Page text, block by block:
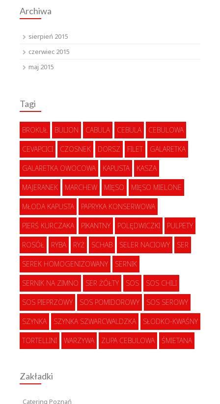
Archiwa
sierpień 2015
czerwiec 2015
maj 2015
Tagi
BROKUŁ BULION CABULA CEBULA CEBULOWA
CEVAPCICI CZOSNEK DORSZ FILET GALARETKA
GALARETKA OWOCOWA KAPUSTA KASZA
MAJERANEK MARCHEW MIĘSO MIĘSO MIELONE
MŁODA KAPUSTA PAPRYKA KONSERWOWA
PIERŚ KURCZAKA PIKANTNY POLĘDWICZKI PULPETY
ROSÓŁ RYBA RYŻ SCHAB SELER NACIOWY SER
SEREK HOMOGENIZOWANY SERNIK
SERNIK NA ZIMNO SER ŻÓŁTY SOS SOS CHILI
SOS PIEPRZOWY SOS POMIDOROWY SOS SEROWY
SZYNKA SZYNKA SZWARCWALDZKA SŁODKO-KWAŚNY
TORTELLINI WARZYWA ZUPA CEBULOWA ŚMIETANA
Zakładki
Catering Poznań